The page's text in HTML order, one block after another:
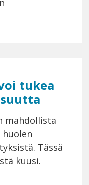
tukea
mahdollista
Tässä
kuusi.